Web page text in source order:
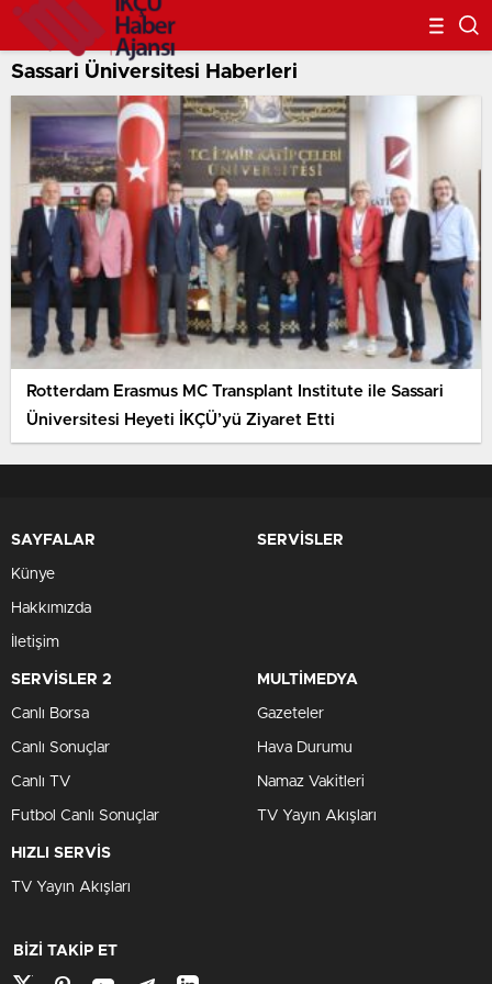
Sassari Üniversitesi Haberleri
Rotterdam Erasmus MC Transplant Institute ile Sassari
Üniversitesi Heyeti İKÇÜ’yü Ziyaret Etti
SAYFALAR
Künye
Hakkımızda
İletişim
SERVİSLER
SERVİSLER 2
Canlı Borsa
Canlı Sonuçlar
Canlı TV
Futbol Canlı Sonuçlar
MULTİMEDYA
Gazeteler
Hava Durumu
Namaz Vakitleri
TV Yayın Akışları
HIZLI SERVİS
TV Yayın Akışları
BİZİ TAKİP ET